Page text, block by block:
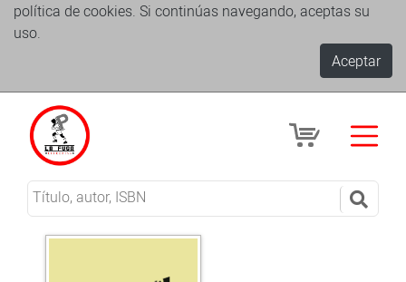
política de cookies. Si continúas navegando, aceptas su
uso.
Aceptar